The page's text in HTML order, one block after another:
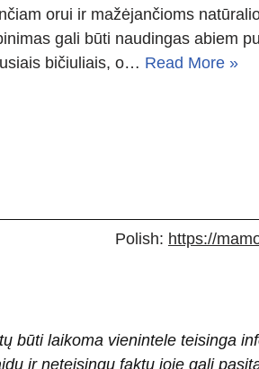
orui ir mažėjančioms
gali būti naudingas abiem
bičiuliais, o… Read More »
Polish: https://
būti laikoma vienintele teisinga
ir neteisingų faktų joje gali